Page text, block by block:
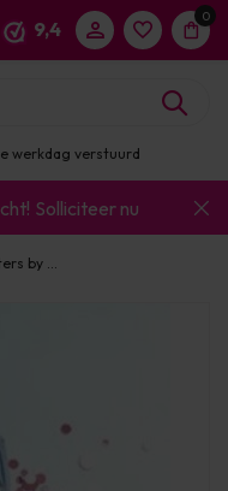
9,4
0
werkdag verstuurd
Solliciteer nu
by ...